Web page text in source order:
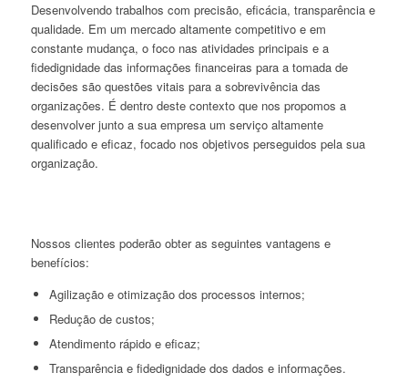
Desenvolvendo trabalhos com precisão, eficácia, transparência e
qualidade. Em um mercado altamente competitivo e em
constante mudança, o foco nas atividades principais e a
fidedignidade das informações financeiras para a tomada de
decisões são questões vitais para a sobrevivência das
organizações. É dentro deste contexto que nos propomos a
desenvolver junto a sua empresa um serviço altamente
qualificado e eficaz, focado nos objetivos perseguidos pela sua
organização.
Nossos clientes poderão obter as seguintes vantagens e
benefícios:
Agilização e otimização dos processos internos;
Redução de custos;
Atendimento rápido e eficaz;
Transparência e fidedignidade dos dados e informações.